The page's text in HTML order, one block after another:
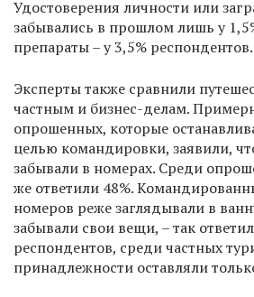
Удостоверения личности или
забывались в прошлом лишь у
препараты – у 3,5% респондентов.
Эксперты также сравнили
частным и бизнес-делам.
опрошенных, которые
целью командировки, заявили,
забывали в номерах. Среди
же ответили 48%.
номеров реже заглядывали в
забывали свои вещи, – так
респондентов, среди частных
принадлежности оставляли